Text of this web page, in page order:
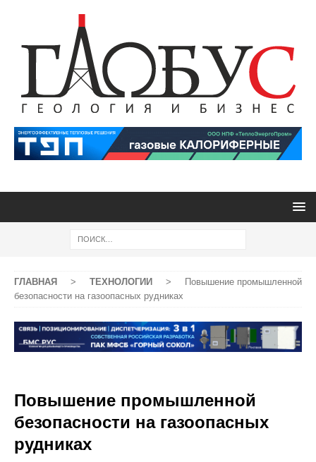
ГЛАВНАЯ > ТЕХНОЛОГИИ >
Повышение промышленной
безопасности на газоопасных рудниках
Повышение промышленной
безопасности на газоопасных
рудниках